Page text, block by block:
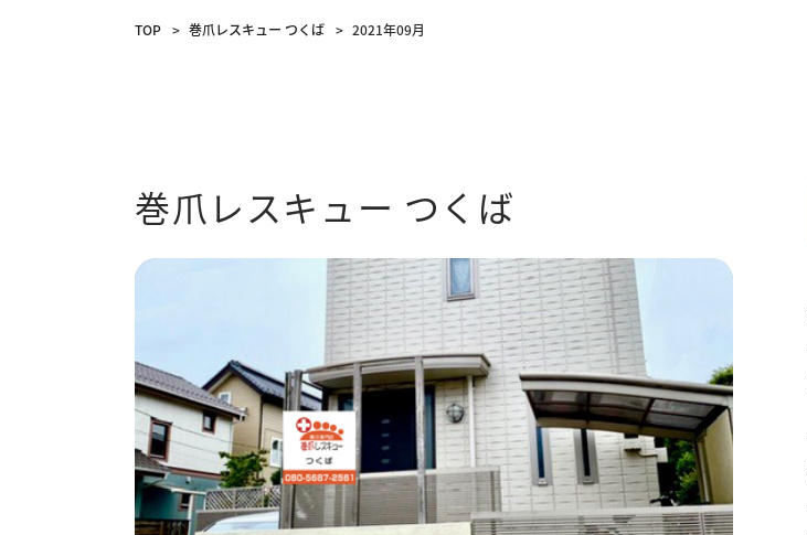
TOP 巻爪レスキュー つくば 2021年09月
巻爪レスキュー つくば